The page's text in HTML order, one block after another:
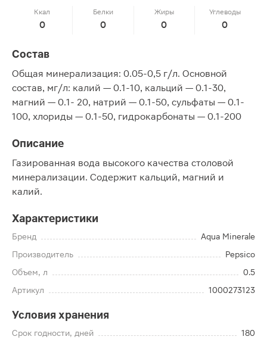
Ккал
0
Белки
0
Жиры
0
Углеводы
0
Состав
Общая минерализация: 0.05-0,5 г/л. Основной
состав, мг/л: калий — 0.1-10, кальций — 0.1-30,
магний — 0.1- 20, натрий — 0.1-50, сульфаты — 0.1-
100, хлориды — 0.1-50, гидрокарбонаты — 0.1-200
Описание
Газированная вода высокого качества столовой
минерализации. Содержит кальций, магний и
калий.
Характеристики
Бренд
Aqua Minerale
Производитель
Pepsico
Объем, л
0.5
Артикул
1000273123
Условия хранения
Срок годности, дней 180